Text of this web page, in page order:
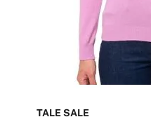
TALE SALE